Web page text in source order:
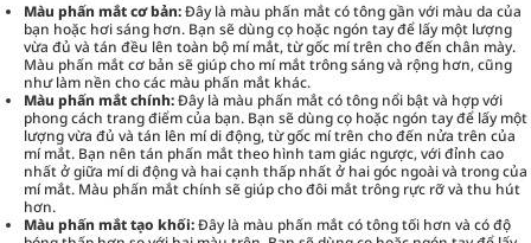
Màu phấn mắt cơ bản:Đây là màu phấn mắt có tông gần với màu da của
bạn hoặc hơi sáng hơn. Bạn sẽ dùng cọ hoặc ngón tay để lấy một lượng
vừa đủ và tán đều lên toàn bộ mí mắt, từ gốc mí trên cho đến chân mày.
Màu phấn mắt cơ bản sẽ giúp cho mí mắt trông sáng và rộng hơn, cũng
như làm nền cho các màu phấn mắt khác.
Màu phấn mắt chính:Đây là màu phấn mắt có tông nổi bật và hợp với
phong cách trang điểm của bạn. Bạn sẽ dùng cọ hoặc ngón tay để lấy một
lượng vừa đủ và tán lên mí di động, từ gốc mí trên cho đến nửa trên của
mí mắt. Bạn nên tán phấn mắt theo hình tam giác ngược, với đỉnh cao
nhất ở giữa mí di động và hai cạnh thấp nhất ở hai góc ngoài và trong của
mí mắt. Màu phấn mắt chính sẽ giúp cho đôi mắt trông rực rỡ và thu hút
hơn.
Màu phấn mắt tạo khối:Đây là màu phấn mắt có tông tối hơn và có độ